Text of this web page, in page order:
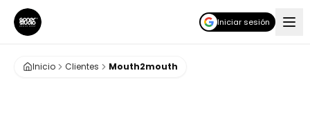
Iniciar sesión
Inicio Clientes Mouth2mouth